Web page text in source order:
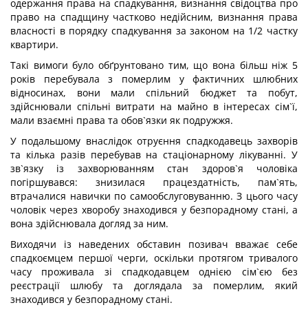
одержання права на спадкування, визнання свідоцтва про
право на спадщину частково недійсним, визнання права
власності в порядку спадкування за законом на 1/2 частку
квартири.
Такі вимоги було обґрунтовано тим, що вона більш ніж 5
років перебувала з померлим у фактичних шлюбних
відносинах, вони мали спільний бюджет та побут,
здійснювали спільні витрати на майно в інтересах сім`ї,
мали взаємні права та обов`язки як подружжя.
У подальшому внаслідок отруєння спадкодавець захворів
та кілька разів перебував на стаціонарному лікуванні. У
зв`язку із захворюванням стан здоров`я чоловіка
погіршувався: знизилася працездатність, пам`ять,
втрачалися навички по самообслуговуванню. З цього часу
чоловік через хворобу знаходився у безпорадному стані, а
вона здійснювала догляд за ним.
Виходячи із наведених обставин позивач вважає себе
спадкоємцем першої черги, оскільки протягом тривалого
часу проживала зі спадкодавцем однією сім`єю без
реєстрації шлюбу та доглядала за померлим, який
знаходився у безпорадному стані.